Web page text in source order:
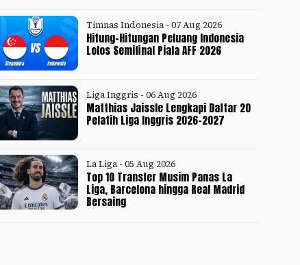
Timnas Indonesia - 07 Aug 2026
Hitung-Hitungan Peluang Indonesia
Lolos Semifinal Piala AFF 2026
Liga Inggris - 06 Aug 2026
Matthias Jaissle Lengkapi Daftar 20
Pelatih Liga Inggris 2026-2027
La Liga - 05 Aug 2026
Top 10 Transfer Musim Panas La
Liga, Barcelona hingga Real Madrid
Bersaing